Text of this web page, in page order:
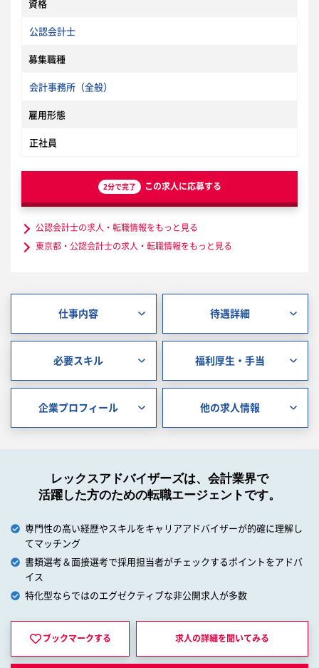
資格
公認会計士
募集職種
会計事務所（全般）
雇用形態
正社員
2分で完了 この求人に応募する
公認会計士の求人・転職情報をもっと見る
東京都・公認会計士の求人・転職情報をもっと見る
仕事内容 待遇詳細
必要スキル 福利厚生・手当
企業プロフィール 他の求人情報
レックスアドバイザーズは、会計業界で
活躍した方のための転職エージェントです。
専門性の高い経歴やスキルをキャリアアドバイザーが的確に理解し
てマッチング
書類選考＆面接選考で採用担当者がチェックするポイントをアドバ
イス
特化型ならではのエグゼクティブな非公開求人が多数
ブックマークする 求人の詳細を聞いてみる